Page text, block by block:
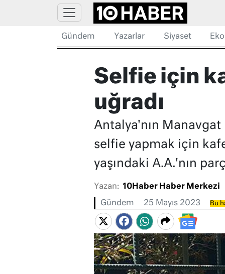
Gündem Yazarlar Siyaset
Selfie için
uğradı
Antalya'nın
selfie yapmak için
yaşındaki A.A.'nın
Yazan: 10Haber Haber Merkezi
Gündem 25 Mayıs 2023 Bu